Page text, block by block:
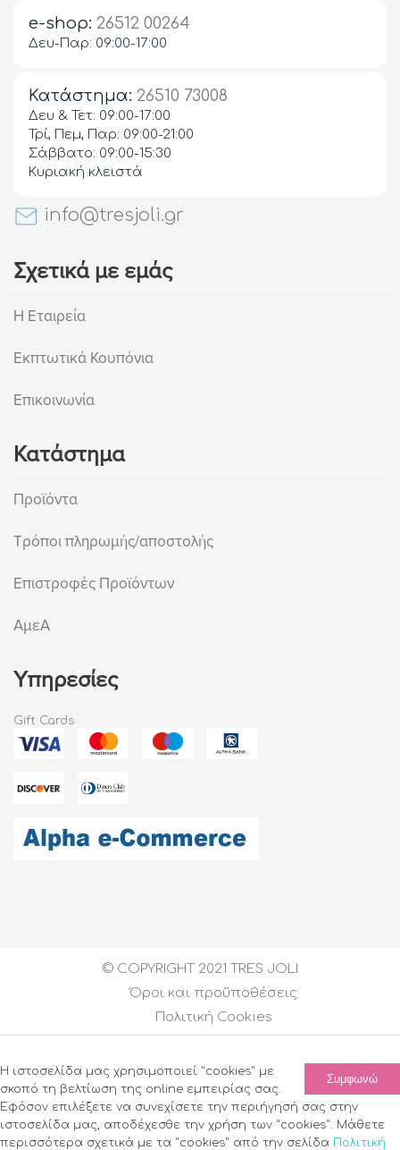
e-shop: 26512 00264
Δευ-Παρ: 09:00-17:00
Κατάστημα: 26510 73008
Δευ & Τετ: 09:00-17:00
Τρί, Πεμ, Παρ: 09:00-21:00
Σάββατο: 09:00-15:30
Κυριακή κλειστά
info@tresjoli.gr
Σχετικά με εμάς
Η Εταιρεία
Εκπτωτικά Κουπόνια
Επικοινωνία
Κατάστημα
Προϊόντα
Τρόποι πληρωμής/αποστολής
Επιστροφές Προϊόντων
ΑμεΑ
Υπηρεσίες
Gift Cards
© COPYRIGHT 2021 TRES JOLI
Όροι και προϋποθέσεις
Πολιτική Cookies
Συμφωνώ
Η ιστοσελίδα μας χρησιμοποιεί "cookies" με
σκοπό τη βελτίωση της online εμπειρίας σας.
Εφόσον επιλέξετε να συνεχίσετε την περιήγησή σας στην
ιστοσελίδα μας, αποδέχεσθε την χρήση των "cookies". Μάθετε
περισσότερα σχετικά με τα "cookies" από την σελίδα
Πολιτική